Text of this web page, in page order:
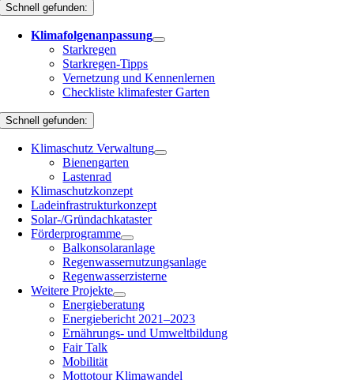
Schnell gefunden:
Klimafolgenanpassung
Starkregen
Starkregen-Tipps
Vernetzung und Kennenlernen
Checkliste klimafester Garten
Schnell gefunden:
Klimaschutz Verwaltung
Bienengarten
Lastenrad
Klimaschutzkonzept
Ladeinfrastrukturkonzept
Solar-/Gründachkataster
Förderprogramme
Balkonsolaranlage
Regenwassernutzungsanlage
Regenwasserzisterne
Weitere Projekte
Energieberatung
Energiebericht 2021–2023
Ernährungs- und Umweltbildung
Fair Talk
Mobilität
Mottotour Klimawandel